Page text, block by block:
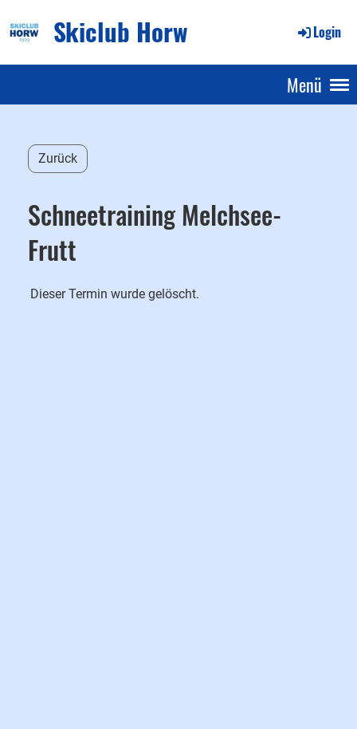
Skiclub Horw Login
Menü
Zurück
Schneetraining Melchsee-
Frutt
Dieser Termin wurde gelöscht.